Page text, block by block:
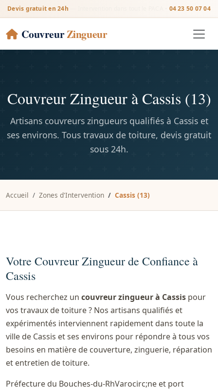
Devis gratuit en 24h 04 23 50 07 04
CouvreurZingueur
Couvreur Zingueur à Cassis (13)
Artisans couvreurs zingueurs qualifiés à Cassis et
ses environs. Tous travaux de toiture, devis gratuit
sous 24h.
Accueil Zones d'Intervention Cassis (13)
Votre Couvreur Zingueur de Confiance à
Cassis
Vous recherchez un couvreur zingueur à Cassis pour
vos travaux de toiture ? Nos artisans qualifiés et
expérimentés interviennent rapidement dans toute la
ville de Cassis et ses environs pour répondre à tous vos
besoins en matière de couverture, zinguerie, réparation
et entretien de toiture.
Préfecture du Bouches-du-RhVarocirc;ne et port